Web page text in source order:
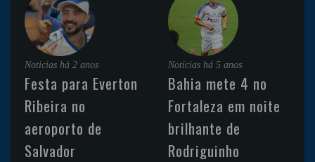
Noticias há 2 anos
Festa para Everton
Ribeira no
aeroporto de
Salvador
Noticias há 5 anos
Bahia mete 4 no
Fortaleza em noite
brilhante de
Rodriguinho